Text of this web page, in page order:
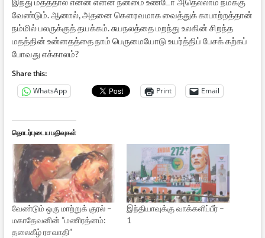
வேண்டும். ஆனால், அதனை கௌரவமாக வைத்துக் காபாற்றத்தான்
நம்மில் பலருக்குத் தயக்கம். சுயநலத்தை மறந்து உலகின் சிறந்த
மதத்தின் உன்னதத்தை நாம் பெருமையோடு உயர்த்திப் பேசக் கற்கப்
போவது எக்காலம்?
Share this:
WhatsApp
Print Email
தொடர்புடைய பதிவுகள்
வேண்டும் ஒரு மாற்றுக் குரல் –
மகாதேவனின் ”மணிரத்னம்:
தலைகீழ் ரசவாதி”
இந்தியாவுக்கு வாக்களிப்பீர் –
1